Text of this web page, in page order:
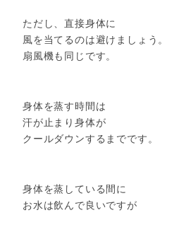
ただし、直接身体に
風を当てるのは避けましょう。
扇風機も同じです。
身体を蒸す時間は
汗が止まり身体が
クールダウンするまでです。
身体を蒸している間に
お水は飲んで良いですが